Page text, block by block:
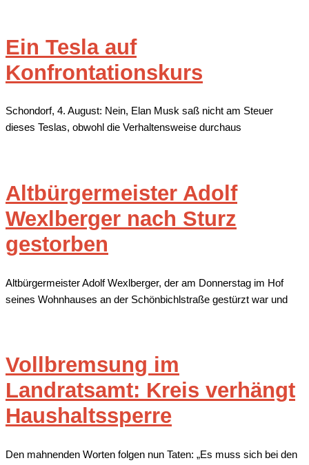
Ein Tesla auf
Konfrontationskurs
Schondorf, 4. August: Nein, Elan Musk saß nicht am Steuer
dieses Teslas, obwohl die Verhaltensweise durchaus
Altbürgermeister Adolf
Wexlberger nach Sturz
gestorben
Altbürgermeister Adolf Wexlberger, der am Donnerstag im Hof
seines Wohnhauses an der Schönbichlstraße gestürzt war und
Vollbremsung im
Landratsamt: Kreis verhängt
Haushaltssperre
Den mahnenden Worten folgen nun Taten: „Es muss sich bei den